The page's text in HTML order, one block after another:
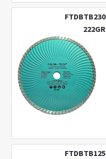
FTDBTB230
222GR
FTDBTB125